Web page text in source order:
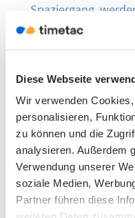
Diese Webseite
Wir verwenden
personalisieren,
zu können und die
analysieren. Außerdem
Verwendung unserer
soziale Medien,
Partner führen diese
Spaziergang,
und Stress
zu langes Sitzen
sollten, um gesund
6. So bleiben Sie
Kenn Sie das? Ihr
Schulterbereich
sogar nach